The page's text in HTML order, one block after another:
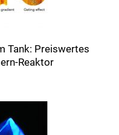
Tank: Preiswertes
Reaktor